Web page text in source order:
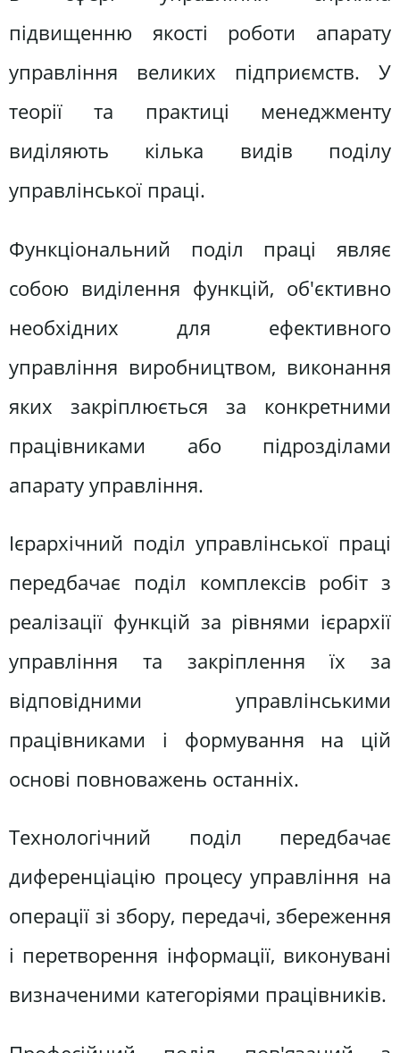
підвищенню якості роботи апарату
управління великих підприємств. У
теорії та практиці менеджменту
виділяють кілька видів поділу
управлінської праці.
Функціональний поділ праці являє
собою виділення функцій, об'єктивно
необхідних для ефективного
управління виробництвом, виконання
яких закріплюється за конкретними
працівниками або підрозділами
апарату управління.
Ієрархічний поділ управлінської праці
передбачає поділ комплексів робіт з
реалізації функцій за рівнями ієрархії
управління та закріплення їх за
відповідними управлінськими
працівниками і формування на цій
основі повноважень останніх.
Технологічний поділ передбачає
диференціацію процесу управління на
операції зі збору, передачі, збереження
і перетворення інформації, виконувані
визначеними категоріями працівників.